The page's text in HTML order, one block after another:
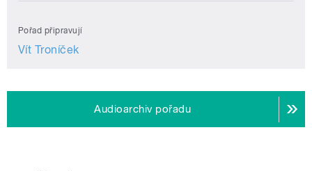
Pořad připravují
Vít Troníček
Audioarchiv pořadu